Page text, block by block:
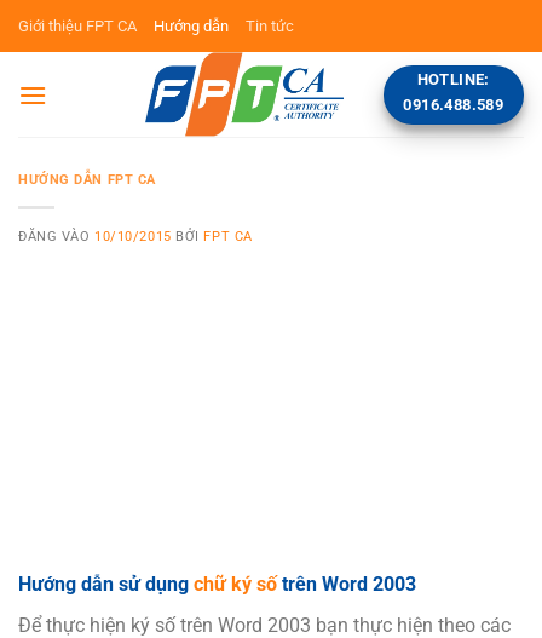
Bỏ
dung
Giới thiệu FPT CA Hướng dẫn Tin tức
HOTLINE:
0916.488.589
HƯỚNG DẪN FPT CA
ĐĂNG VÀO 10/10/2015 BỞI FPT CA
Hướng dẫn sử dụng chữ ký số trên Word 2003
Để thực hiện ký số trên Word 2003 bạn thực hiện theo các